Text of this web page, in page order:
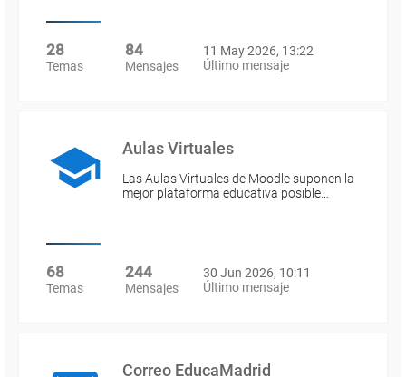
28
Temas
84
Mensajes
11 May 2026, 13:22
Último mensaje
Aulas Virtuales
Las Aulas Virtuales de Moodle suponen la
mejor plataforma educativa posible…
68
Temas
244
Mensajes
30 Jun 2026, 10:11
Último mensaje
Correo EducaMadrid